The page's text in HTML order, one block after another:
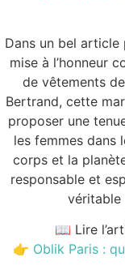
Dans un bel article
mise à l’honneur
de vêtements
Bertrand, cette
proposer une
les femmes dans
corps et la
responsable et
véritable
📖 Lire
👉 Oblik Paris :